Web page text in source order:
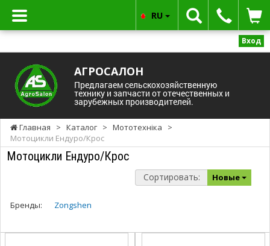
Вход
АГРОСАЛОН
Предлагаем сельскохозяйственную
технику и запчасти от отечественных и
зарубежных производителей.
RU
Главная > Каталог > Мототехніка
>
Мотоцикли Ендуро/Крос
Мотоцикли Ендуро/Крос
Сортировать: Новые
Бренды: Zongshen